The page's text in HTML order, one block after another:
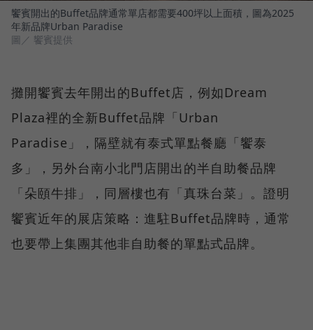
饗賓開出的Buffet品牌通常單店都需要400坪以上面積，圖為2025
年新品牌Urban Paradise
圖／ 饗賓提供
攤開饗賓去年開出的Buffet店，例如Dream
Plaza裡的全新Buffet品牌「Urban
Paradise」，隔壁就有泰式單點餐廳「饗泰
多」，另外台南小北門店開出的半自助餐品牌
「朵頤牛排」，同層樓也有「真珠台菜」。證明
饗賓近年的展店策略：進駐Buffet品牌時，通常
也要帶上集團其他非自助餐的單點式品牌。